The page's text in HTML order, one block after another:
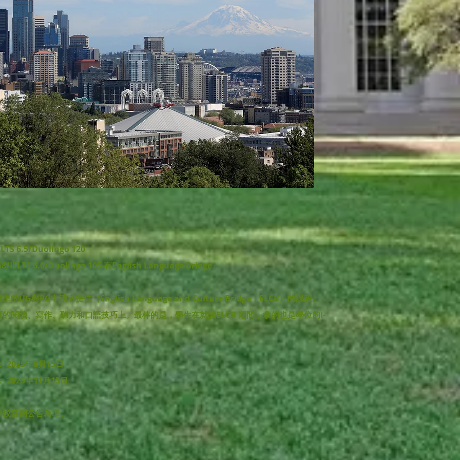
6.5/Duolingo 120
IELTS 6.0/Duolingo 105 有English Language Bridge
的UG與PG申請者提供（English Language and Culture Bridge，ELCB）的課程。
閱讀、寫作、聽力和口語技巧上。最棒的是，學生在就讀ELCB 期間，拿的也是學位的I-
2025年8月15日
2025年11月15日
官網公告為準。